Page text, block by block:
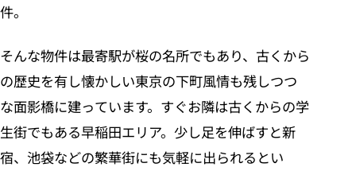
件。
そんな物件は最寄駅が桜の名所でもあり、古くから
の歴史を有し懐かしい東京の下町風情も残しつつ
な面影橋に建っています。すぐお隣は古くからの学
生街でもある早稲田エリア。少し足を伸ばすと新
宿、池袋などの繁華街にも気軽に出られるとい